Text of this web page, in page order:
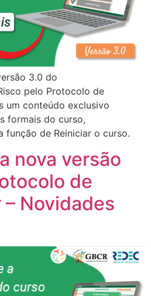
3.0 do
pelo Protocolo de
um conteúdo exclusivo
formais do curso,
função de Reiniciar o curso.
nova versão
de
Novidades